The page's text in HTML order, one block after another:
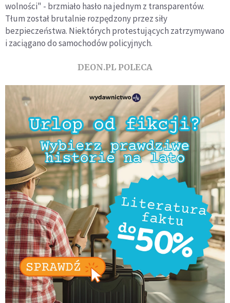
wolności" - brzmiało hasło na jednym z transparentów.
Tłum został brutalnie rozpędzony przez siły
bezpieczeństwa. Niektórych protestujących zatrzymywano
i zaciągano do samochodów policyjnych.
DEON.PL POLECA